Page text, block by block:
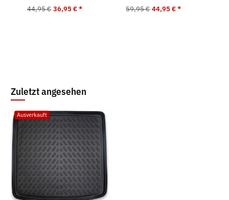
44,95 € 36,95 €* 59,95 € 44,95 €*
Zuletzt angesehen
Ausverkauft